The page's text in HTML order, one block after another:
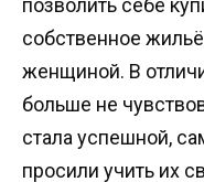
позволить себе
собственное
женщиной. В
больше не
стала успешной,
просили учить их